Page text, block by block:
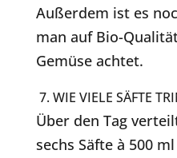
Außerdem ist es
man auf Bio-
Gemüse achtet.
7. WIE VIELE SÄFTE
Über den Tag
sechs Säfte à 500